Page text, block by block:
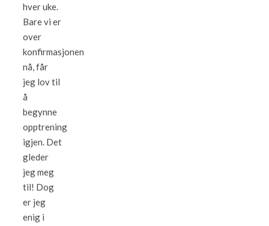
hver uke.
Bare vi er
over
konfirmasjonen
nå, får
jeg lov til
å
begynne
opptrening
igjen. Det
gleder
jeg meg
til! Dog
er jeg
enig i